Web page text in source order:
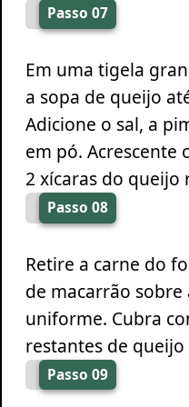
Passo 07
Em uma tigela
a sopa de queijo
Adicione o sal, a
em pó. Acrescente
2 xícaras do queijo
Passo 08
Retire a carne do
de macarrão
uniforme. Cubra
restantes de
Passo 09